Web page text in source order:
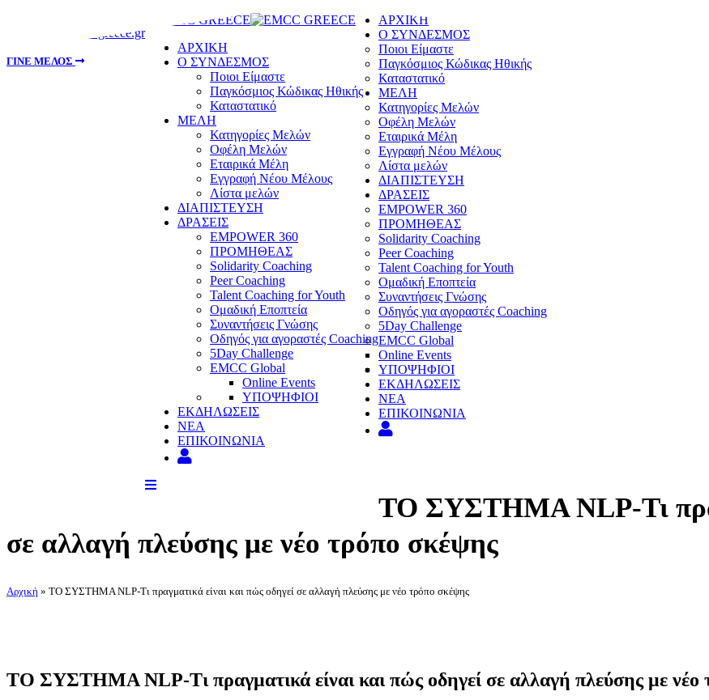
info@emccgreece.gr
ΓΙΝΕ ΜΕΛΟΣ
ΑΡΧΙΚΗ
Ο ΣΥΝΔΕΣΜΟΣ
Ποιοι Είμαστε
Παγκόσμιος Κώδικας Ηθικής
Καταστατικό
ΜΕΛΗ
Κατηγορίες Μελών
Οφέλη Μελών
Εταιρικά Μέλη
Εγγραφή Νέου Μέλους
Λίστα μελών
ΔΙΑΠΙΣΤΕΥΣΗ
ΔΡΑΣΕΙΣ
EMPOWER 360
ΠΡΟΜΗΘΕΑΣ
Solidarity Coaching
Peer Coaching
Talent Coaching for Youth
Ομαδική Εποπτεία
Συναντήσεις Γνώσης
Οδηγός για αγοραστές Coaching
5Day Challenge
EMCC Global
Online Events
ΥΠΟΨΗΦΙΟΙ
ΕΚΔΗΛΩΣΕΙΣ
ΝΕΑ
ΕΠΙΚΟΙΝΩΝΙΑ
ΑΡΧΙΚΗ
Ο ΣΥΝΔΕΣΜΟΣ
Ποιοι Είμαστε
Παγκόσμιος Κώδικας Ηθικής
Καταστατικό
ΜΕΛΗ
Κατηγορίες Μελών
Οφέλη Μελών
Εταιρικά Μέλη
Εγγραφή Νέου Μέλους
Λίστα μελών
ΔΙΑΠΙΣΤΕΥΣΗ
ΔΡΑΣΕΙΣ
EMPOWER 360
ΠΡΟΜΗΘΕΑΣ
Solidarity Coaching
Peer Coaching
Talent Coaching for Youth
Ομαδική Εποπτεία
Συναντήσεις Γνώσης
Οδηγός για αγοραστές Coaching
5Day Challenge
EMCC Global
Online Events
ΥΠΟΨΗΦΙΟΙ
ΕΚΔΗΛΩΣΕΙΣ
ΝΕΑ
ΕΠΙΚΟΙΝΩΝΙΑ
ΤΟ ΣΥΣΤΗΜΑ NLP-Τι
σε αλλαγή πλεύσης με νέο τρόπο σκέψης
Αρχική » ΤΟ ΣΥΣΤΗΜΑ NLP-Τι πραγματικά είναι και πώς οδηγεί σε αλλαγή πλεύσης με νέο τρόπο σκέψης
ΤΟ ΣΥΣΤΗΜΑ NLP-Τι πραγματικά είναι και πώς οδηγεί σε αλλαγή πλεύσης με νέο